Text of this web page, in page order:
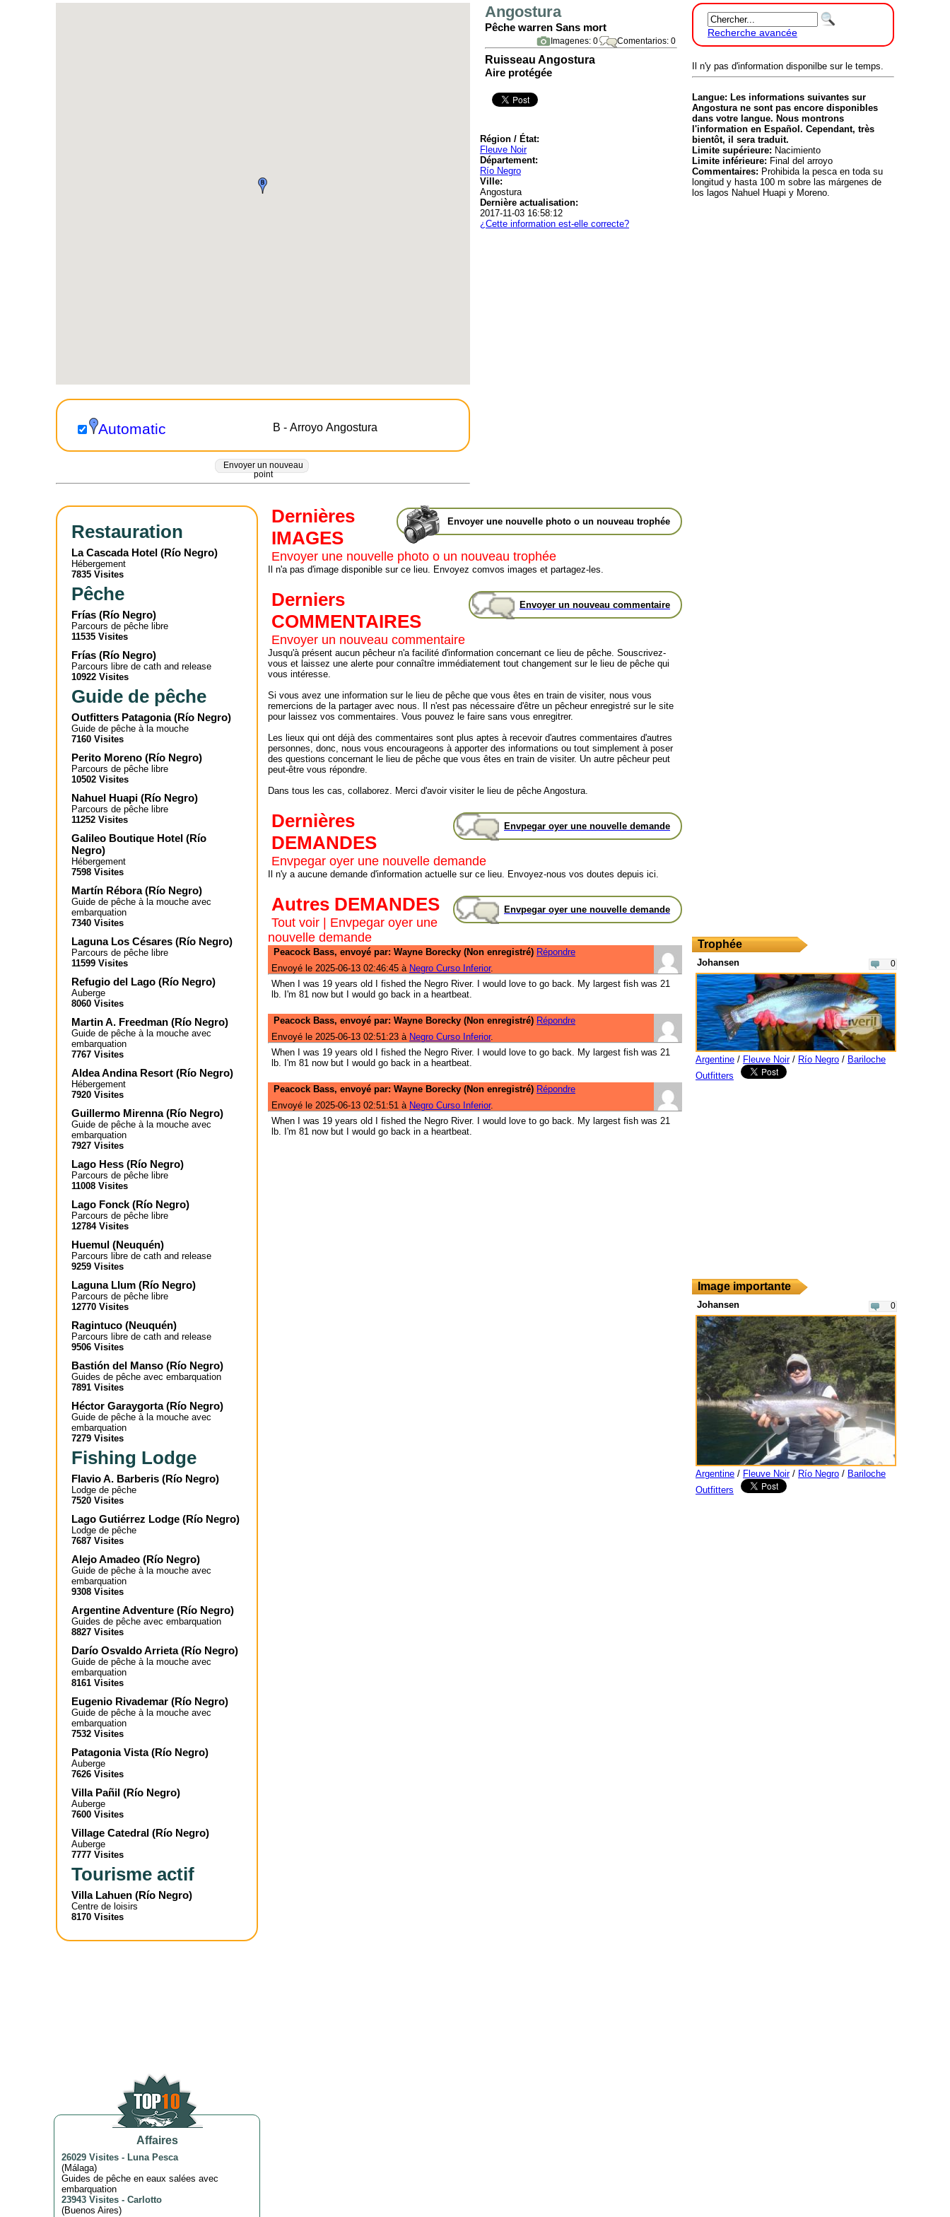
Automatic B - Arroyo Angostura
Envoyer un nouveau
point
Angostura
Pêche warren Sans mort
Comentarios: 0
Imagenes: 0
Ruisseau Angostura
Aire protégée
Région / État:
Fleuve Noir
Département:
Río Negro
Ville:
Angostura
Dernière actualisation:
2017-11-03 16:58:12
¿Cette information est-elle correcte?
Recherche avancée
Il n'y pas d'information disponilbe sur le temps.
Langue: Les informations suivantes sur
Angostura ne sont pas encore disponibles
dans votre langue. Nous montrons
l'information en Español. Cependant, très
bientôt, il sera traduit.
Limite supérieure: Nacimiento
Limite inférieure: Final del arroyo
Commentaires: Prohibida la pesca en toda su
longitud y hasta 100 m sobre las márgenes de
los lagos Nahuel Huapi y Moreno.
Restauration
La Cascada Hotel (Río Negro)
Hébergement
7835 Visites
Pêche
Frías (Río Negro)
Parcours de pêche libre
11535 Visites
Frías (Río Negro)
Parcours libre de cath and release
10922 Visites
Guide de pêche
Outfitters Patagonia(Río Negro)
Guide de pêche à la mouche
7160 Visites
Perito Moreno (Río Negro)
Parcours de pêche libre
10502 Visites
Nahuel Huapi (Río Negro)
Parcours de pêche libre
11252 Visites
Galileo Boutique Hotel (Río
Negro)
Hébergement
7598 Visites
Martín Rébora(Río Negro)
Guide de pêche à la mouche avec
embarquation
7340 Visites
Laguna Los Césares (Río Negro)
Parcours de pêche libre
11599 Visites
Refugio del Lago (Río Negro)
Auberge
8060 Visites
Martin A. Freedman (Río Negro)
Guide de pêche à la mouche avec
embarquation
7767 Visites
Aldea Andina Resort (Río Negro)
Hébergement
7920 Visites
Guillermo Mirenna(Río Negro)
Guide de pêche à la mouche avec
embarquation
7927 Visites
Lago Hess (Río Negro)
Parcours de pêche libre
11008 Visites
Lago Fonck (Río Negro)
Parcours de pêche libre
12784 Visites
Huemul (Neuquén)
Parcours libre de cath and release
9259 Visites
Laguna Llum (Río Negro)
Parcours de pêche libre
12770 Visites
Ragintuco (Neuquén)
Parcours libre de cath and release
9506 Visites
Bastión del Manso (Río Negro)
Guides de pêche avec embarquation
7891 Visites
Héctor Garaygorta(Río Negro)
Guide de pêche à la mouche avec
embarquation
7279 Visites
Fishing Lodge
Flavio A. Barberis (Río Negro)
Lodge de pêche
7520 Visites
Lago Gutiérrez Lodge (Río Negro)
Lodge de pêche
7687 Visites
Alejo Amadeo (Río Negro)
Guide de pêche à la mouche avec
embarquation
9308 Visites
Argentine Adventure (Río Negro)
Guides de pêche avec embarquation
8827 Visites
Darío Osvaldo Arrieta(Río Negro)
Guide de pêche à la mouche avec
embarquation
8161 Visites
Eugenio Rivademar (Río Negro)
Guide de pêche à la mouche avec
embarquation
7532 Visites
Patagonia Vista(Río Negro)
Auberge
7626 Visites
Villa Pañil (Río Negro)
Auberge
7600 Visites
Village Catedral (Río Negro)
Auberge
7777 Visites
Tourisme actif
Villa Lahuen (Río Negro)
Centre de loisirs
8170 Visites
Affaires
26029 Visites - Luna Pesca
(Málaga)
Guides de pêche en eaux salées avec
embarquation
23943 Visites - Carlotto
(Buenos Aires)
Envoyer une nouvelle photo o un nouveau trophée
Dernières
IMAGES
Envoyer une nouvelle photo o un nouveau trophée
Il n'a pas d'image disponible sur ce lieu. Envoyez comvos images et partagez-les.
Envoyer un nouveau commentaire
Derniers
COMMENTAIRES
Envoyer un nouveau commentaire
Jusqu'à présent aucun pêcheur n'a facilité d'information concernant ce lieu de pêche. Souscrivez-
vous et laissez une alerte pour connaître immédiatement tout changement sur le lieu de pêche qui
vous intéresse.
Si vous avez une information sur le lieu de pêche que vous êtes en train de visiter, nous vous
remercions de la partager avec nous. Il n'est pas nécessaire d'être un pêcheur enregistré sur le site
pour laissez vos commentaires. Vous pouvez le faire sans vous enregitrer.
Les lieux qui ont déjà des commentaires sont plus aptes à recevoir d'autres commentaires d'autres
personnes, donc, nous vous encourageons à apporter des informations ou tout simplement à poser
des questions concernant le lieu de pêche que vous êtes en train de visiter. Un autre pêcheur peut
peut-être vous répondre.
Dans tous les cas, collaborez. Merci d'avoir visiter le lieu de pêche Angostura.
Envpegar oyer une nouvelle demande
Dernières
DEMANDES
Envpegar oyer une nouvelle demande
Il n'y a aucune demande d'information actuelle sur ce lieu. Envoyez-nous vos doutes depuis ici.
Envpegar oyer une nouvelle demande
Autres DEMANDES
Tout voir
Envpegar oyer une
nouvelle demande
Peacock Bass, envoyé par: Wayne Borecky (Non enregistré) Répondre
Envoyé le 2025-06-13 02:46:45 à Negro Curso Inferior.
When I was 19 years old I fished the Negro River. I would love to go back. My largest fish was 21
lb. I'm 81 now but I would go back in a heartbeat.
Peacock Bass, envoyé par: Wayne Borecky (Non enregistré) Répondre
Envoyé le 2025-06-13 02:51:23 à Negro Curso Inferior.
When I was 19 years old I fished the Negro River. I would love to go back. My largest fish was 21
lb. I'm 81 now but I would go back in a heartbeat.
Peacock Bass, envoyé par: Wayne Borecky (Non enregistré) Répondre
Envoyé le 2025-06-13 02:51:51 à Negro Curso Inferior.
When I was 19 years old I fished the Negro River. I would love to go back. My largest fish was 21
lb. I'm 81 now but I would go back in a heartbeat.
Trophée
0
Johansen
Argentine / Fleuve Noir/ Río Negro / Bariloche
Outfitters
Image importante
0
Johansen
Argentine / Fleuve Noir/ Río Negro / Bariloche
Outfitters